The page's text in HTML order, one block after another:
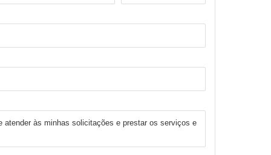
atender às minhas solicitações e prestar os serviços e